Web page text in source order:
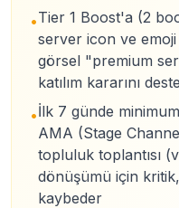
•Tier 1 Boost'a (2
server icon ve emoji
görsel "premium
katılım kararını
•İlk 7 günde
AMA (Stage
topluluk toplantısı
dönüşümü için
kaybeder